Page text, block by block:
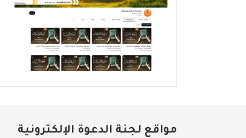
مواقع لجنة الدعوة الإلكترونية